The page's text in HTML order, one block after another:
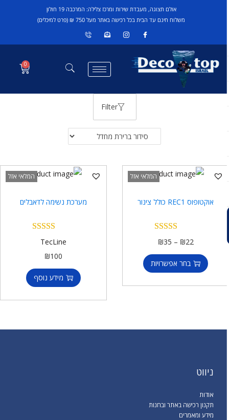
אולם תצוגה, מעבדת שירות ומרכז צלילה: המרכבה 19 חולון
משלוח חינם עד הבית בכל רכישה באתר מעל 750 ₪ (פרט למיכלים)
0
Filter
המלאי אזל
אוקטופוס REC1 כולל צינור
₪22
–
₪35
בחר אפשרויות
המלאי אזל
מערכת נשימה לדאבלים
TecLine
₪100
מידע נוסף
ניווט
אודות
תקנון רכישה באתר ובחנות
מידע ומאמרים